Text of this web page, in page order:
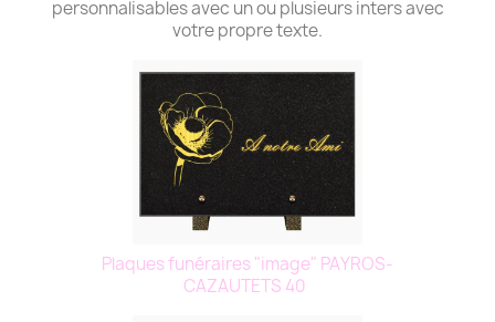
personnalisables avec un ou plusieurs inters avec
votre propre texte.
Plaques funéraires "image" PAYROS-
CAZAUTETS 40